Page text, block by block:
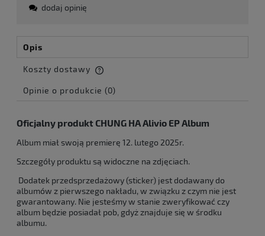
dodaj opinię
Opis
Koszty dostawy
Cena nie zawiera ewentualnych kosztów płatności
Opinie o produkcie (0)
Oficjalny produkt CHUNG HA Alivio EP Album
Album miał swoją premierę 12. lutego 2025r.
Szczegóły produktu są widoczne na zdjęciach.
Dodatek przedsprzedażowy (sticker) jest dodawany do
albumów z pierwszego nakładu, w związku z czym nie jest
gwarantowany. Nie jesteśmy w stanie zweryfikować czy
album będzie posiadał pob, gdyż znajduje się w środku
albumu.